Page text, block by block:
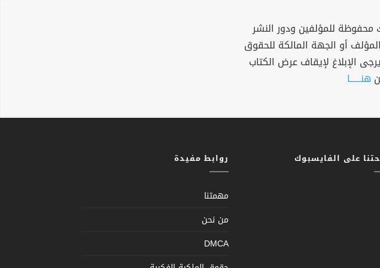
للمؤلفين ودور النشر
أو الجهة المالكة للحقوق
الإبلاغ لإيقاف عرض الكتاب
هنــــــا
على الفايسبوك روابط مفيدة
مهمتنا
من نحن
DMCA